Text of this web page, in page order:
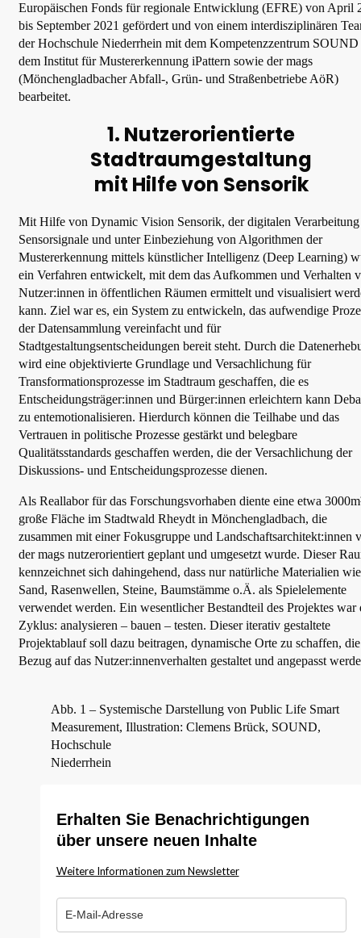
Europäischen Fonds für regionale Entwicklung (EFRE) von April
bis September 2021 gefördert und von einem interdisziplinären
der Hochschule Niederrhein mit dem Kompetenzzentrum SOUND
dem Institut für Mustererkennung iPattern sowie der mags
(Mönchengladbacher Abfall-, Grün- und Straßenbetriebe AöR)
bearbeitet.
1. Nutzerorientierte
Stadtraumgestaltung
mit Hilfe von Sensorik
Mit Hilfe von Dynamic Vision Sensorik, der digitalen Verarbeitung
Sensorsignale und unter Einbeziehung von Algorithmen der
Mustererkennung mittels künstlicher Intelligenz (Deep Learning)
ein Verfahren entwickelt, mit dem das Aufkommen und Verhalten
Nutzer:innen in öffentlichen Räumen ermittelt und visualisiert
kann. Ziel war es, ein System zu entwickeln, das aufwendige
der Datensammlung vereinfacht und für
Stadtgestaltungsentscheidungen bereit steht. Durch die
wird eine objektivierte Grundlage und Versachlichung für
Transformationsprozesse im Stadtraum geschaffen, die es
Entscheidungsträger:innen und Bürger:innen erleichtern kann
zu entemotionalisieren. Hierdurch können die Teilhabe und das
Vertrauen in politische Prozesse gestärkt und belegbare
Qualitätsstandards geschaffen werden, die der Versachlichung der
Diskussions- und Entscheidungsprozesse dienen.
Als Reallabor für das Forschungsvorhaben diente eine etwa
große Fläche im Stadtwald Rheydt in Mönchengladbach, die
zusammen mit einer Fokusgruppe und Landschaftsarchitekt:innen
der mags nutzerorientiert geplant und umgesetzt wurde. Dieser
kennzeichnet sich dahingehend, dass nur natürliche Materialien wie
Sand, Rasenwellen, Steine, Baumstämme o.Ä. als Spielelemente
verwendet werden. Ein wesentlicher Bestandteil des Projektes war
Zyklus: analysieren – bauen – testen. Dieser iterativ gestaltete
Projektablauf soll dazu beitragen, dynamische Orte zu schaffen,
Bezug auf das Nutzer:innenverhalten gestaltet und angepasst
Abb. 1 – Systemische Darstellung von Public Life Smart
Measurement, Illustration: Clemens Brück, SOUND,
Hochschule
Niederrhein
Erhalten Sie Benachrichtigungen
über unsere neuen Inhalte
Weitere Informationen zum Newsletter